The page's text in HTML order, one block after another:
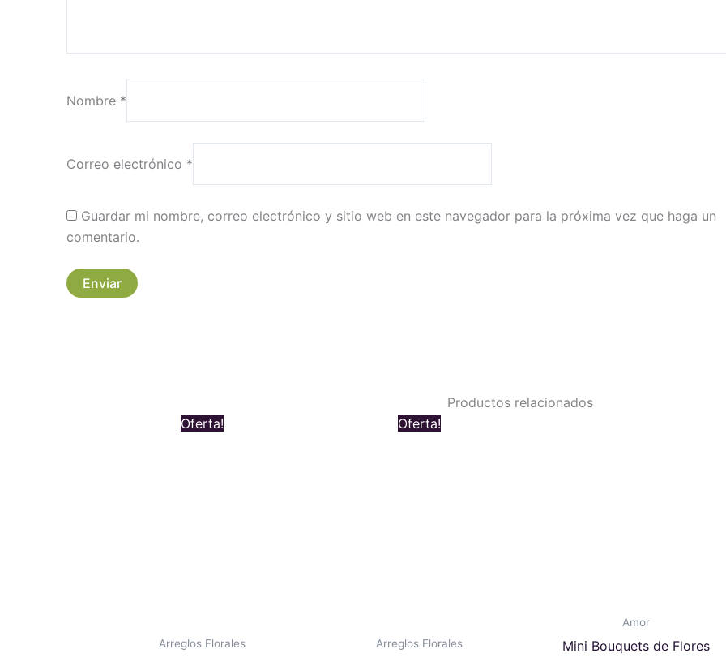
Nombre *
Correo electrónico *
Guardar mi nombre, correo electrónico y sitio web en este navegador para la próxima vez que haga un
comentario.
Productos relacionados
Oferta!
Arreglos Florales
Original
price
Oferta!
Arreglos Florales
Original
price
Amor
Mini Bouquets de Flores